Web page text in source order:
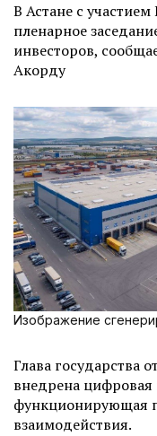
В Астане с
пленарное
инвесторов,
Акорду
Изображение
Глава государства
внедрена
функционирующая
взаимодействия.